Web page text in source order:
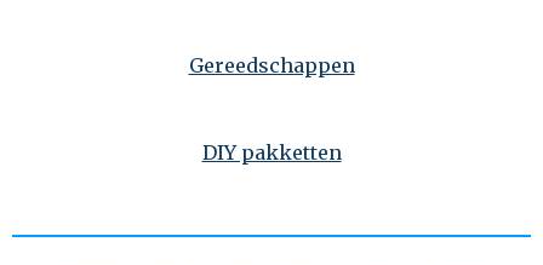
Gereedschappen
DIY pakketten